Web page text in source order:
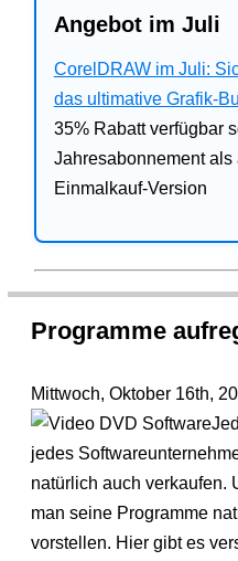
Angebot im Juli
CorelDRAW im Juli:
das ultimative Grafik-
35% Rabatt verfügbar
Jahresabonnement
Einmalkauf-Version
Programme
Mittwoch, Oktober 16th,
jedes
natürlich auch verkaufen.
man seine Programme
vorstellen. Hier gibt es